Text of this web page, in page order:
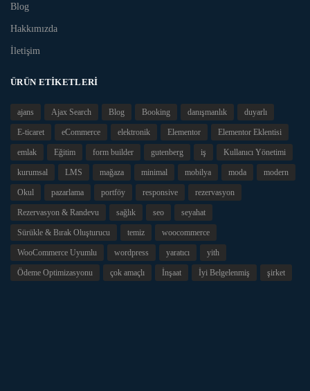
Blog
Hakkımızda
İletişim
ÜRÜN ETIKETLERI
ajans Ajax Search Blog Booking danışmanlık duyarlı
E-ticaret eCommerce elektronik Elementor Elementor Eklentisi
emlak Eğitim form builder gutenberg iş Kullanıcı Yönetimi
kurumsal LMS mağaza minimal mobilya moda modern
Okul pazarlama portföy responsive rezervasyon
Rezervasyon & Randevu sağlık seo seyahat
Sürükle & Bırak Oluşturucu temiz woocommerce
WooCommerce Uyumlu wordpress yaratıcı yith
Ödeme Optimizasyonu çok amaçlı İnşaat İyi Belgelenmiş şirket